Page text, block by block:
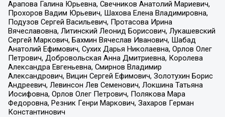
Арапова Галина Юрьевна, Свечников Анатолий Мариевич,
Прохоров Вадим Юрьевич, Шахова Елена Владимировна,
Подузов Сергей Васильевич, Протасова Ирина
Вячеславовна, Литинский Леонид Борисович, Лукашевский
Сергей Маркович, Бахмин Вячеслав Иванович, Шабад
Анатолий Ефимович, Сухих Дарья Николаевна, Орлов Олег
Петрович, Добровольская Анна Дмитриевна, Королева
Александра Евгеньевна, Смирнов Владимир
Александрович, Вицин Сергей Ефимович, Золотухин Борис
Андреевич, Левинсон Лев Семенович, Локшина Татьяна
Иосифовна, Орлов Олег Петрович, Полякова Мара
Федоровна, Резник Генри Маркович, Захаров Герман
Константинович